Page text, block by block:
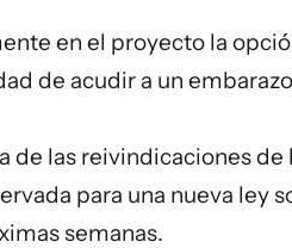
en el proyecto la
de acudir a un
de las reivindicaciones de
para una nueva ley
semanas.